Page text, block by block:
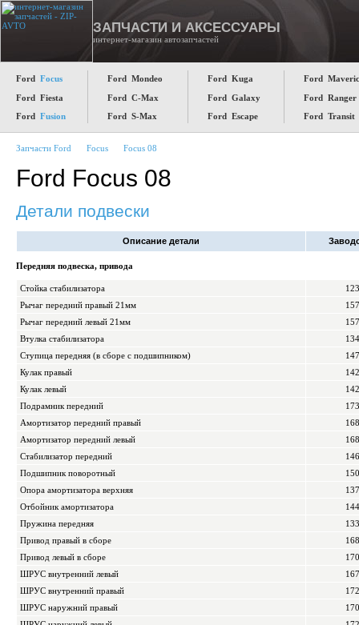
ЗАПЧАСТИ И АКСЕССУАРЫ
интернет-магазин автозапчастей
Ford Focus Ford Mondeo Ford Kuga
Ford
Ford Fiesta
Ford C-Max Ford Galaxy
Ford Ranger
Ford Fusion Ford S-Max Ford Escape Ford Transit
Запчасти Ford Focus Focus 08
Ford Focus 08
Детали подвески
Описание детали
Передняя подвеска, привода
Стойка стабилизатора
Рычаг передний правый 21мм
Рычаг передний левый 21мм
Втулка стабилизатора
Ступица передняя (в сборе с подшипником)
Кулак правый
Кулак левый
Подрамник передний
Амортизатор передний правый
Амортизатор передний левый
Стабилизатор передний
Подшипник поворотный
Опора амортизатора верхняя
Отбойник амортизатора
Пружина передняя
Привод правый в сборе
Привод левый в сборе
ШРУС внутренний левый
ШРУС внутренний правый
ШРУС наружний правый